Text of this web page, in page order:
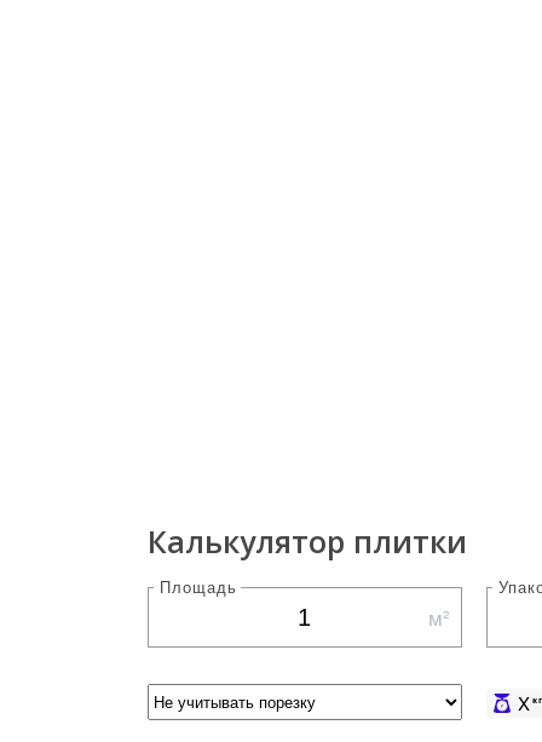
Калькулятор плитки
Площадь
м²
Xкг